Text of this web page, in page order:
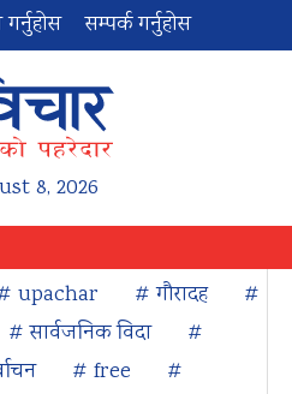
गर्नुहोस सम्पर्क गर्नुहोस
8, 2026
upachar # गौरादह
#
# सार्वजनिक विदा
#
# free
#